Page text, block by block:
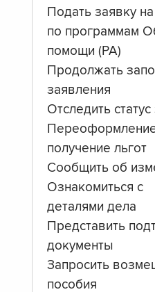
Подать заявку
по программам
помощи (PA)
Продолжать
заявления
Отследить
получение льгот
Сообщить об
Ознакомиться с
деталями дела
Представить
документы
Запросить
пособия